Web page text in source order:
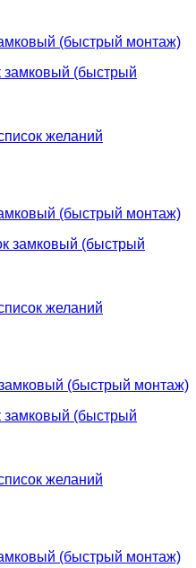
(быстрый монтаж)
желаний
(быстрый монтаж)
желаний
(быстрый монтаж)
желаний
(быстрый монтаж)